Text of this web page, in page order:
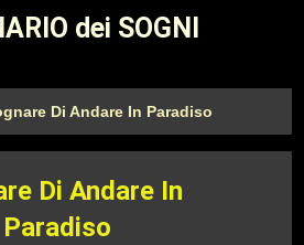
principale
dei SOGNI
Di Andare In Paradiso
Di Andare In
Paradiso